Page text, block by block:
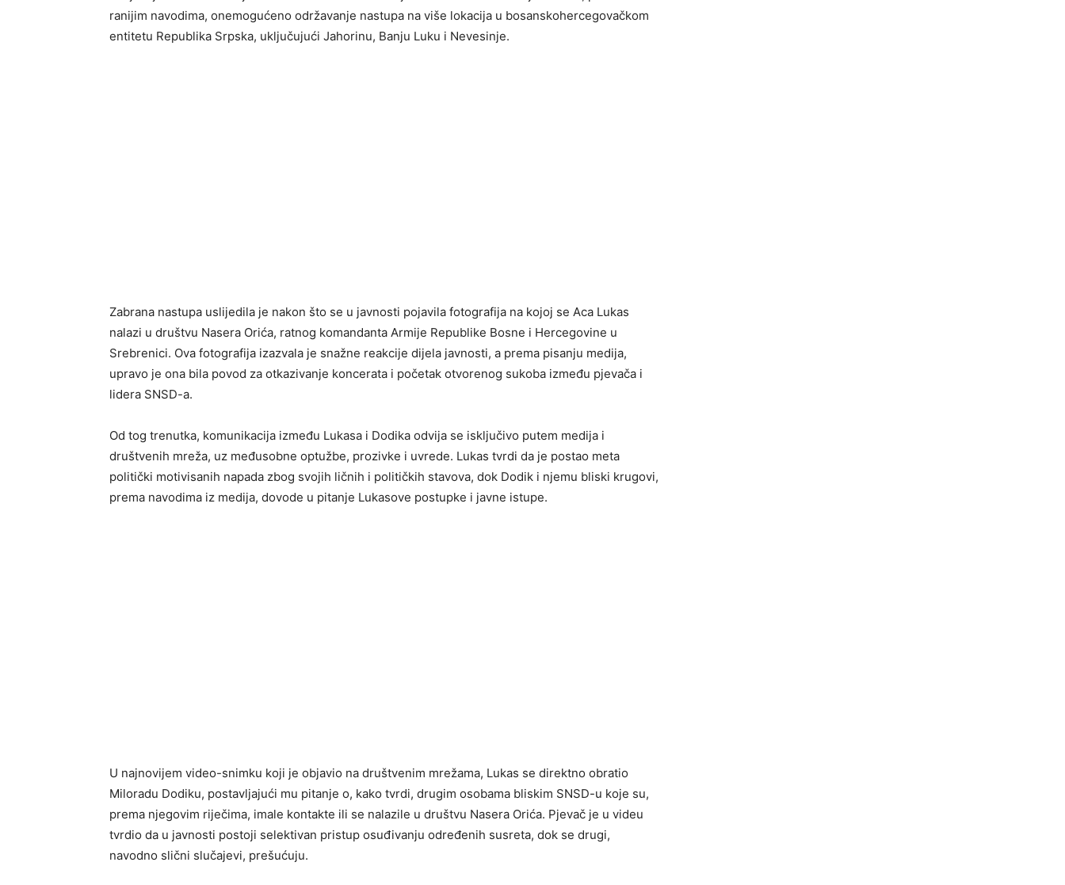
ranijim navodima, onemogućeno održavanje nastupa na više lokacija u bosanskohercegovačkom
entitetu Republika Srpska, uključujući Jahorinu, Banju Luku i Nevesinje.
Zabrana nastupa uslijedila je nakon što se u javnosti pojavila fotografija na kojoj se Aca Lukas
nalazi u društvu Nasera Orića, ratnog komandanta Armije Republike Bosne i Hercegovine u
Srebrenici. Ova fotografija izazvala je snažne reakcije dijela javnosti, a prema pisanju medija,
upravo je ona bila povod za otkazivanje koncerata i početak otvorenog sukoba između pjevača i
lidera SNSD-a.
Od tog trenutka, komunikacija između Lukasa i Dodika odvija se isključivo putem medija i
društvenih mreža, uz međusobne optužbe, prozivke i uvrede. Lukas tvrdi da je postao meta
politički motivisanih napada zbog svojih ličnih i političkih stavova, dok Dodik i njemu bliski krugovi,
prema navodima iz medija, dovode u pitanje Lukasove postupke i javne istupe.
U najnovijem video-snimku koji je objavio na društvenim mrežama, Lukas se direktno obratio
Miloradu Dodiku, postavljajući mu pitanje o, kako tvrdi, drugim osobama bliskim SNSD-u koje su,
prema njegovim riječima, imale kontakte ili se nalazile u društvu Nasera Orića. Pjevač je u videu
tvrdio da u javnosti postoji selektivan pristup osuđivanju određenih susreta, dok se drugi,
navodno slični slučajevi, prešućuju.